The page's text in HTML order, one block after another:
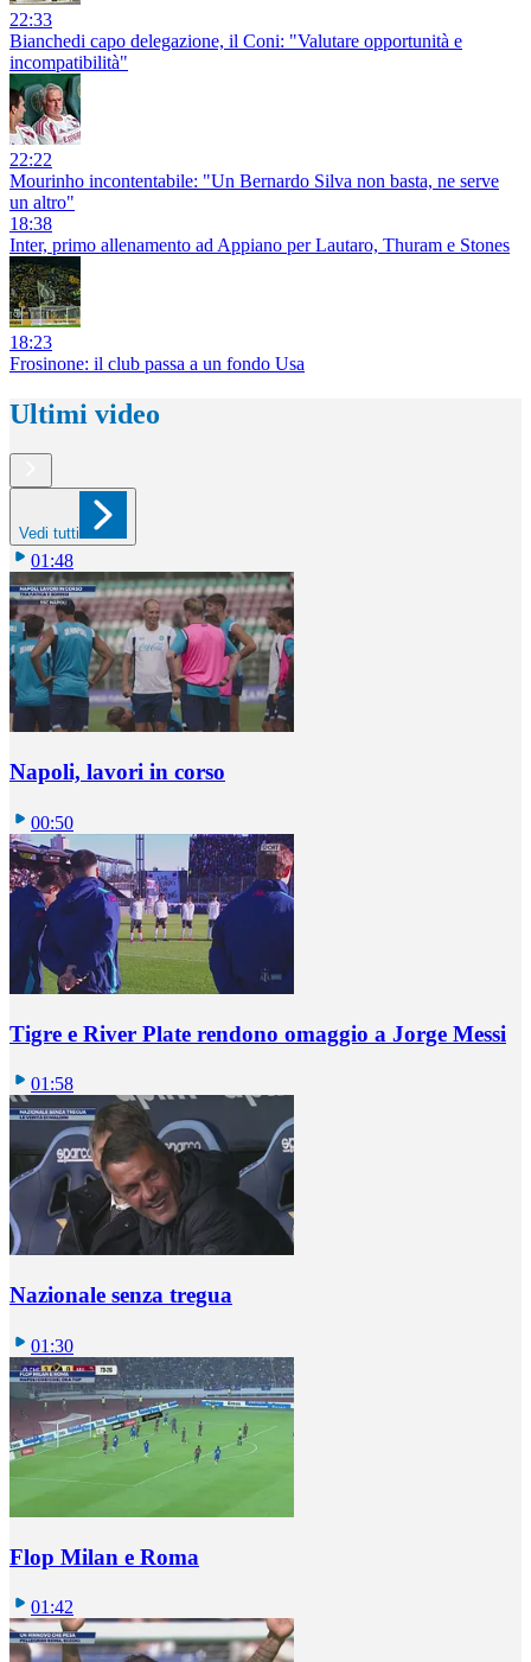
22:33
Bianchedi capo delegazione, il Coni: "Valutare opportunità e
incompatibilità"
22:22
Mourinho incontentabile: "Un Bernardo Silva non basta, ne serve
un altro"
18:38
Inter, primo allenamento ad Appiano per Lautaro, Thuram e Stones
18:23
Frosinone: il club passa a un fondo Usa
Ultimi video
Vedi tutti
01:48
Napoli, lavori in corso
00:50
Tigre e River Plate rendono omaggio a Jorge Messi
01:58
Nazionale senza tregua
01:30
Flop Milan e Roma
01:42